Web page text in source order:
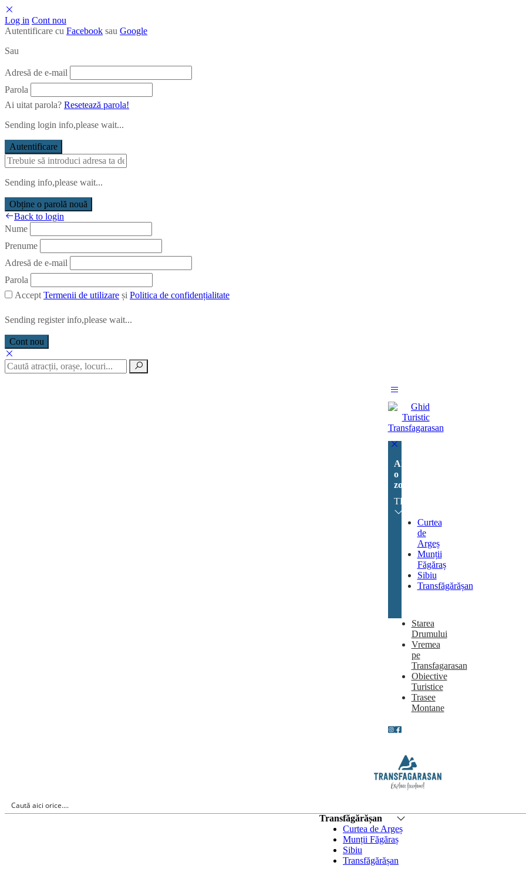
Log in Cont nou
Autentificare cu Facebook sau Google
Sau
Adresă de e-mail
Parola
Ai uitat parola? Resetează parola!
Sending login info,please wait...
Autentificare
Sending info,please wait...
Obține o parolă nouă
Back to login
Nume
Prenume
Adresă de e-mail
Parola
Accept Termenii de utilizare și Politica de confidențialitate
Sending register info,please wait...
Cont nou
Alege
o
zonă:
TRANSFĂGĂRĂȘAN
Curtea
de
Argeș
Munții
Făgăraș
Sibiu
Transfăgărășan
Starea
Drumului
Vremea
pe
Transfagarasan
Obiective
Turistice
Trasee
Montane
Transfăgărășan
Curtea de Argeș
Munții Făgăraș
Sibiu
Transfăgărășan